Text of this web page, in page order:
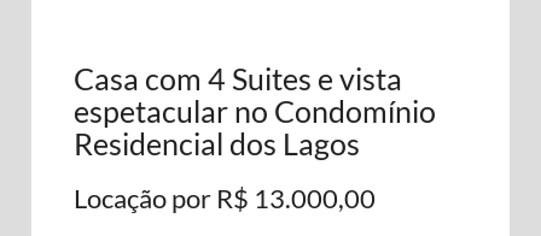
Casa com 4 Suites e vista
espetacular no Condomínio
Residencial dos Lagos
Locação por R$ 13.000,00